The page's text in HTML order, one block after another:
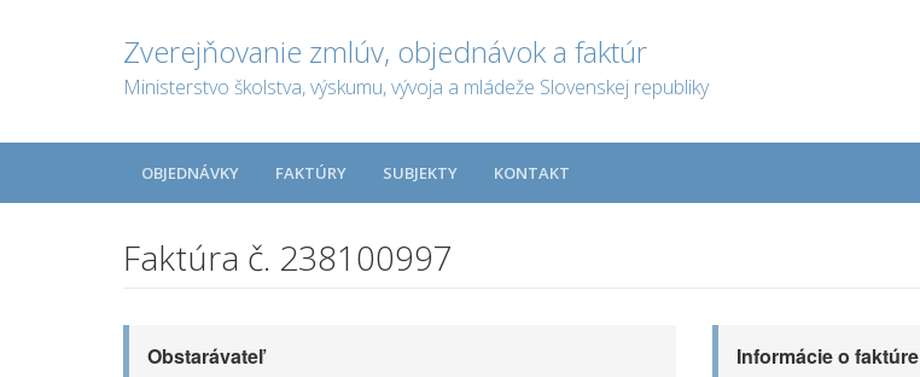
Zverejňovanie zmlúv, objednávok a faktúr
Ministerstvo školstva, výskumu, vývoja a mládeže Slovenskej republiky
OBJEDNÁVKY FAKTÚRY SUBJEKTY KONTAKT
Faktúra č. 238100997
Obstarávateľ Informácie o faktúre